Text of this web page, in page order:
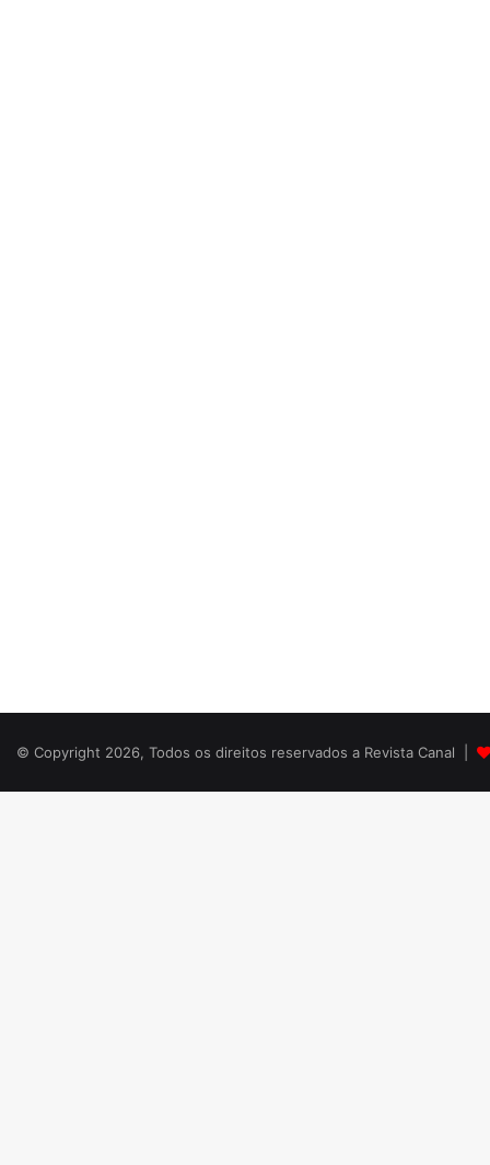
© Copyright 2026, Todos os direitos reservados a Revista Canal |